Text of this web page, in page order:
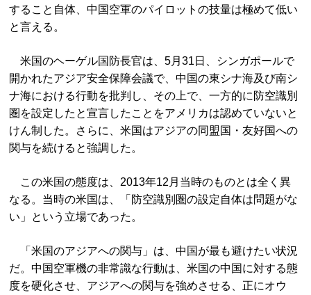
すること自体、中国空軍のパイロットの技量は極めて低い
と言える。
米国のヘーゲル国防長官は、5月31日、シンガポールで
開かれたアジア安全保障会議で、中国の東シナ海及び南シ
ナ海における行動を批判し、その上で、一方的に防空識別
圏を設定したと宣言したことをアメリカは認めていないと
けん制した。さらに、米国はアジアの同盟国・友好国への
関与を続けると強調した。
この米国の態度は、2013年12月当時のものとは全く異
なる。当時の米国は、「防空識別圏の設定自体は問題がな
い」という立場であった。
「米国のアジアへの関与」は、中国が最も避けたい状況
だ。中国空軍機の非常識な行動は、米国の中国に対する態
度を硬化させ、アジアへの関与を強めさせる、正にオウ